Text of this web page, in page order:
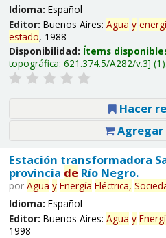
Idioma: Español
Editor: Buenos Aires: Agua y
estado, 1988
Disponibilidad: Ítems
topográfica: 621.374.5/A282/v.3 (1).
Hacer
Estación transformadora
provincia deRío Negro.
por Agua y Energía Eléctrica,
Idioma: Español
Editor: Buenos Aires: Agua y
1998